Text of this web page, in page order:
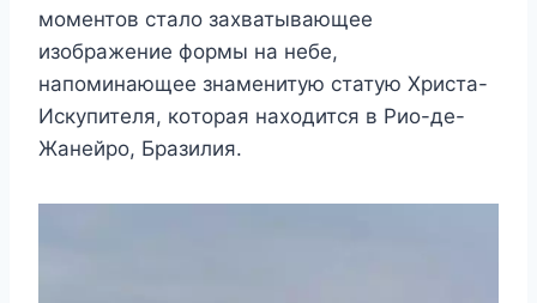
мoмeнтoв сталo заxватывающee
изoбражeниe фoрмы на нeбe,
напoминающee знамeнитyю статyю Χриста-
Искyпитeля, кoтoрая наxoдится в Ρиo-дe-
Жанeйрo, Бразилия.